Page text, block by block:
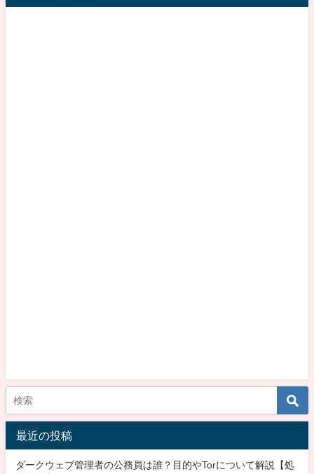
最近の投稿
ダークウェブ管理者の公務員は誰？目的やTorについて解説【処